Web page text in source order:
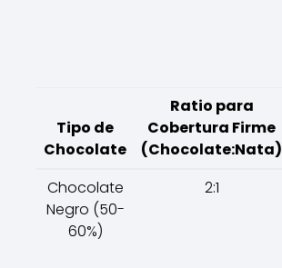
Tipo de
Chocolate
Ratio para
Cobertura Firme
(Chocolate:Nata)
Chocolate
Negro (50-
60%)
2:1